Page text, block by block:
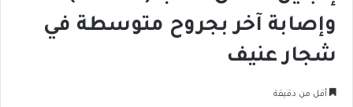
وإصابة آخر بجروح متوسطة في
شجار عنيف
أقل من دقيقة